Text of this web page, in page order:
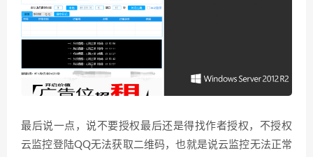
最后说一点，说不要授权最后还是得找作者授权，不授权
云监控登陆QQ无法获取二维码，也就是说云监控无法正常